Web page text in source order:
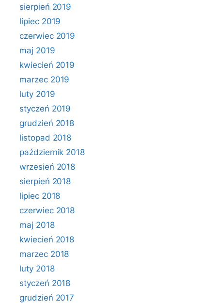
sierpień 2019
lipiec 2019
czerwiec 2019
maj 2019
kwiecień 2019
marzec 2019
luty 2019
styczeń 2019
grudzień 2018
listopad 2018
październik 2018
wrzesień 2018
sierpień 2018
lipiec 2018
czerwiec 2018
maj 2018
kwiecień 2018
marzec 2018
luty 2018
styczeń 2018
grudzień 2017